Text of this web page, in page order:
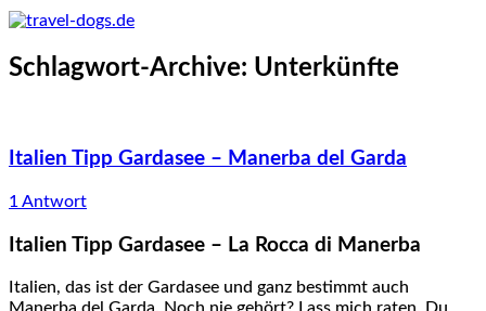
Schlagwort-Archive: Unterkünfte
Italien Tipp Gardasee – Manerba del Garda
1 Antwort
Italien Tipp Gardasee – La Rocca di Manerba
Italien, das ist der Gardasee und ganz bestimmt auch